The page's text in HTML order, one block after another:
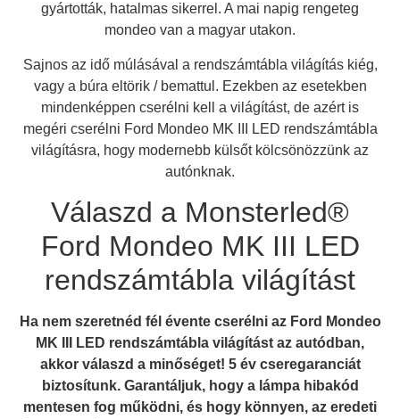
gyártották, hatalmas sikerrel. A mai napig rengeteg
mondeo van a magyar utakon.
Sajnos az idő múlásával a rendszámtábla világítás kiég,
vagy a búra eltörik / bemattul. Ezekben az esetekben
mindenképpen cserélni kell a világítást, de azért is
megéri cserélni Ford Mondeo MK III LED rendszámtábla
világításra, hogy modernebb külsőt kölcsönözzünk az
autónknak.
Válaszd a Monsterled®
Ford Mondeo MK III LED
rendszámtábla világítást
Ha nem szeretnéd fél évente cserélni az Ford Mondeo
MK III LED rendszámtábla világítást az autódban,
akkor válaszd a minőséget! 5 év cseregaranciát
biztosítunk. Garantáljuk, hogy a lámpa hibakód
mentesen fog működni, és hogy könnyen, az eredeti
A terméket hozzá adtad a
kívánság listához